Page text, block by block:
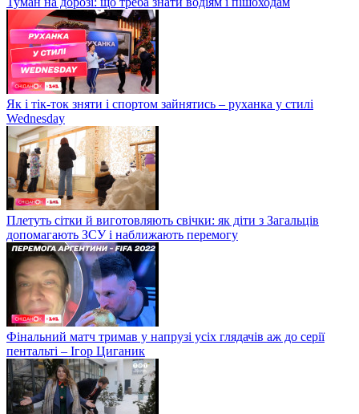
Як і тік-ток зняти і спортом зайнятись – руханка у стилі
Wednesday
Плетуть сітки й виготовляють свічки: як діти з Загальців
допомагають ЗСУ і наближають перемогу
Фінальний матч тримав у напрузі усіх глядачів аж до серії
пентальті – Ігор Циганик